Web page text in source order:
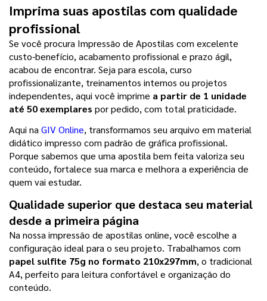
Imprima suas apostilas com qualidade
profissional
Se você procura Impressão de Apostilas com excelente
custo-benefício, acabamento profissional e prazo ágil,
acabou de encontrar. Seja para escola, curso
profissionalizante, treinamentos internos ou projetos
independentes, aqui você imprime a partir de 1 unidade
até 50 exemplares por pedido, com total praticidade.
Aqui na GIV Online, transformamos seu arquivo em material
didático impresso com padrão de gráfica profissional.
Porque sabemos que uma apostila bem feita valoriza seu
conteúdo, fortalece sua marca e melhora a experiência de
quem vai estudar.
Qualidade superior que destaca seu material
desde a primeira página
Na nossa impressão de apostilas online, você escolhe a
configuração ideal para o seu projeto. Trabalhamos com
papel sulfite 75g no formato 210x297mm, o tradicional
A4, perfeito para leitura confortável e organização do
conteúdo.